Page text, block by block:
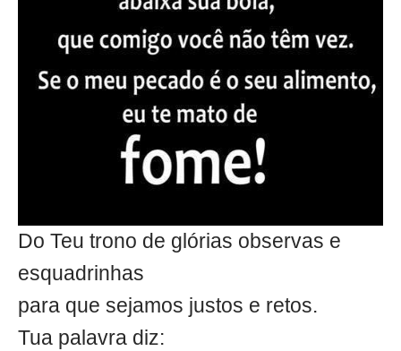
Do Teu trono de glórias observas e
esquadrinhas
para que sejamos justos e retos.
Tua palavra diz: